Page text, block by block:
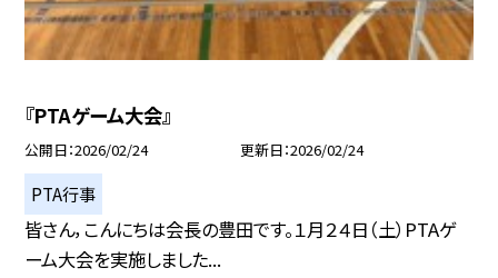
『PTAゲーム大会』
公開日 2026/02/24 更新日 2026/02/24
PTA行事
皆さん，こんにちは会長の豊田です。１月２４日（土）PTAゲ
ーム大会を実施しました...